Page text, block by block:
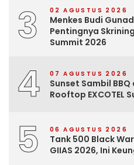
3 02 AGUSTUS 2026
Menkes Budi
Pentingnya
Summit 2026
4 07 AGUSTUS 2026
Sunset Sambil
Rooftop EXCOTEL
5 06 AGUSTUS 2026
Tank 500 Black
GIIAS 2026, Ini